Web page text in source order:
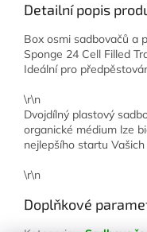
Detailní popis
Box osmi sadbovačů a
Sponge 24 Cell Filled
Ideální pro
\r\n
Dvojdílný plastový
organické médium lze
nejlepšího startu
\r\n
Doplňkové